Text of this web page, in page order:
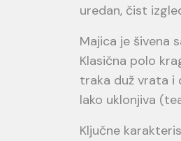
uredan, čist
Majica je šivena
Klasična polo
traka duž vrata i
lako uklonjiva
Ključne